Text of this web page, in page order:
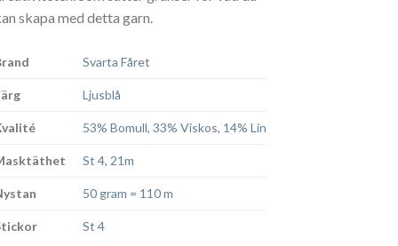
skapa med detta garn.
Svarta Fåret
Ljusblå
53% Bomull, 33% Viskos, 14% Lin
St 4, 21m
50 gram = 110 m
St 4